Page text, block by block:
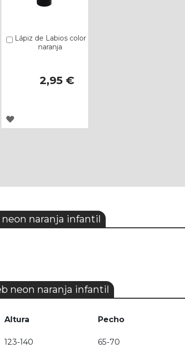
Lápiz de Labios color
naranja
2,95 €
Añadir
AGREGAR
naranja infantil
neon naranja infantil
Altura Pecho
123-140 65-70